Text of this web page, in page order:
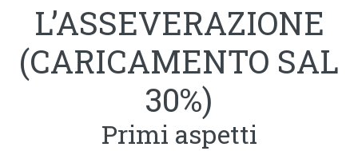
L’ASSEVERAZIONE
(CARICAMENTO SAL
30%)
Primi aspetti